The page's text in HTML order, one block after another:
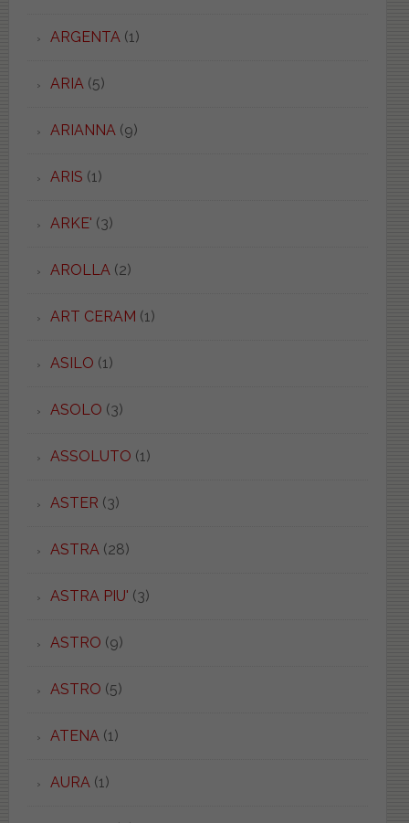
ARGENTA (1)
ARIA (5)
ARIANNA (9)
ARIS (1)
ARKE' (3)
AROLLA (2)
ART CERAM (1)
ASILO (1)
ASOLO (3)
ASSOLUTO (1)
ASTER (3)
ASTRA (28)
ASTRA PIU' (3)
ASTRO (9)
ASTRO (5)
ATENA (1)
AURA (1)